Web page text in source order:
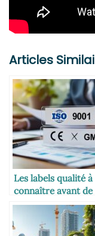
Articles
Les labels qualité à
connaître avant de
signer